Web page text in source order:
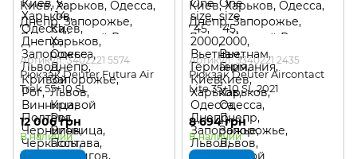
Артикул: 3402221 5574
Рюкзак Deuter Futura Air
Trek 55+10 SL
12 006 грн
В наличии
Артикул: 3340221 2435
Рюкзак Deuter Aircontact
Lite 35+10 SL 2021
8 694 грн
В наличии